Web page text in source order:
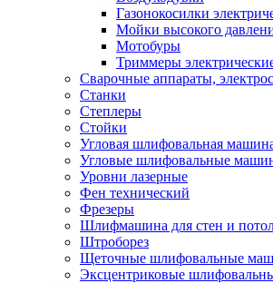
Газонокосилки
Мойки высокого
Мотобуры
Триммеры
Сварочные аппараты,
Станки
Степлеры
Стойки
Угловая шлифовальная
Угловые шлифовальные
Уровни лазерные
Фен технический
Фрезеры
Шлифмашина для стен и
Штроборез
Щеточные шлифовальные
Эксцентриковые